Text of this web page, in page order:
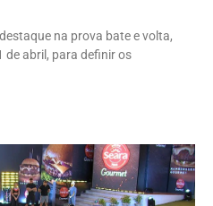
na prova bate e volta,
de abril, para definir os